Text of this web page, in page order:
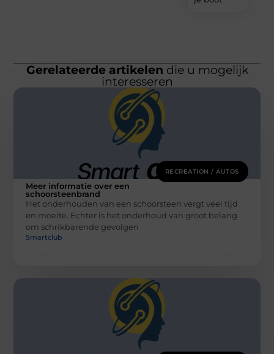
Gerelateerde artikelen die u mogelijk
interesseren
RECREATION / AUTOS
Meer informatie over een
schoorsteenbrand
Het onderhouden van een schoorsteen vergt veel tijd
en moeite. Echter is het onderhoud van groot belang
om schrikbarende gevolgen
Smartclub